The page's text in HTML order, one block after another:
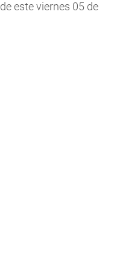
de este viernes 05 de